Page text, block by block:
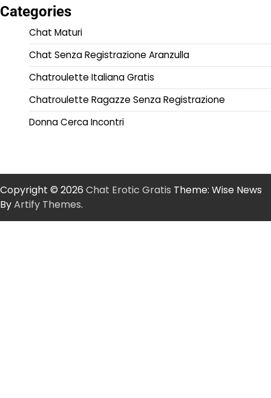
Categories
Chat Maturi
Chat Senza Registrazione Aranzulla
Chatroulette Italiana Gratis
Chatroulette Ragazze Senza Registrazione
Donna Cerca Incontri
Copyright © 2026 Chat Erotic Gratis Theme: Wise News
ByArtify Themes.